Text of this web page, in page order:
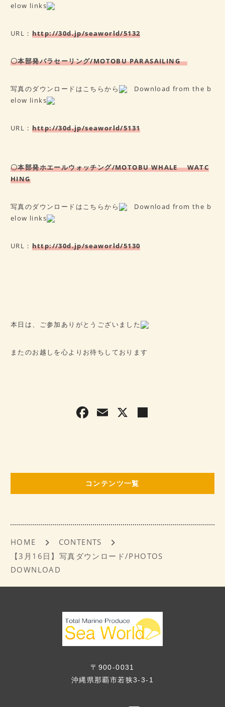
elow links
URL： http://30d.jp/seaworld/5132
〇本部発パラセーリング/MOTOBU PARASAILING
写真のダウンロードはこちらから
Download from the b
elow links
URL： http://30d.jp/seaworld/5131
〇本部発ホエールウォッチング/MOTOBU WHALE WATC
HING
写真のダウンロードはこちらから
Download from the b
elow links
URL： http://30d.jp/seaworld/5130
本日は、ご参加ありがとうございました
またのお越しを心よりお待ちしております
F
b
o
k
E X
コンテンツ一覧
HOME
CONTENTS
【3月16日】写真ダウンロード/PHOTOS
DOWNLOAD
〒900-0031
沖縄県那覇市若狭3-3-1